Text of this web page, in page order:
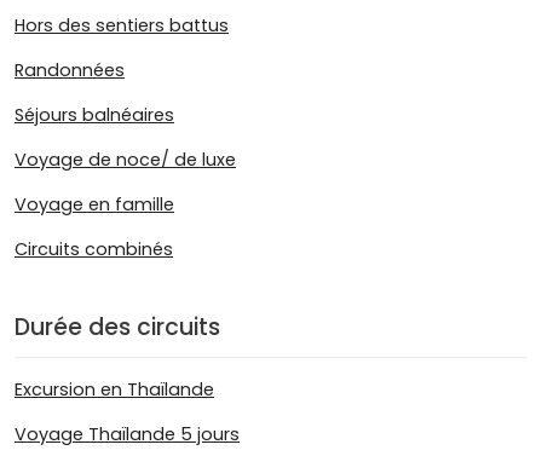
Hors des sentiers battus
Randonnées
Séjours balnéaires
Voyage de noce/ de luxe
Voyage en famille
Circuits combinés
Durée des circuits
Excursion en Thaïlande
Voyage Thaïlande 5 jours